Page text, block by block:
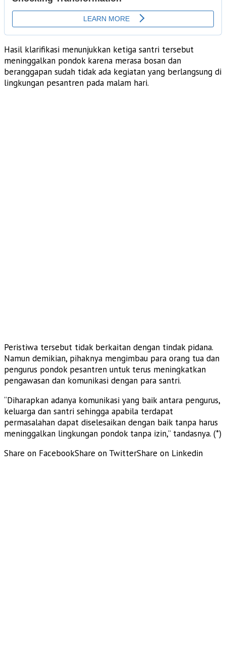
Hasil klarifikasi menunjukkan ketiga santri tersebut
meninggalkan pondok karena merasa bosan dan
beranggapan sudah tidak ada kegiatan yang berlangsung di
lingkungan pesantren pada malam hari.
Peristiwa tersebut tidak berkaitan dengan tindak pidana.
Namun demikian, pihaknya mengimbau para orang tua dan
pengurus pondok pesantren untuk terus meningkatkan
pengawasan dan komunikasi dengan para santri.
“Diharapkan adanya komunikasi yang baik antara pengurus,
keluarga dan santri sehingga apabila terdapat
permasalahan dapat diselesaikan dengan baik tanpa harus
meninggalkan lingkungan pondok tanpa izin,” tandasnya. (*)
Share on FacebookShare on TwitterShare on Linkedin